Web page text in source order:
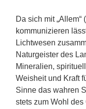
Da sich mit
kommunizieren
Lichtwesen
Naturgeister des
Mineralien,
Weisheit und Kraft
Sinne das wahren
stets zum Wohl des